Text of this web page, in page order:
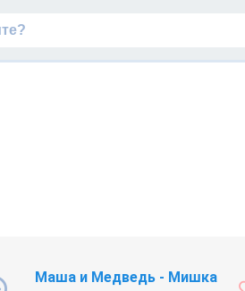
Маша и Медведь - Мишка